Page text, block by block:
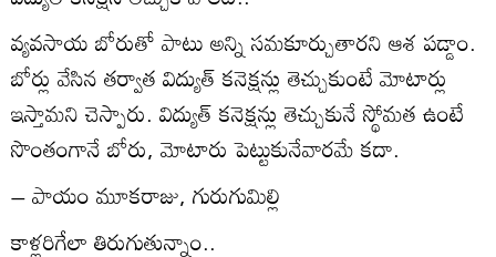
వ్యవసాయ బోరుతో పాటు అన్ని సమకూర్చుతారని ఆశ పడ్డాం.
బోర్లు వేసిన తర్వాత విద్యుత్‌ కనెక్షన్లు తెచ్చుకుంటే మోటార్లు
ఇస్తామని చెస్పారు. విద్యుత్‌ కనెక్షన్లు తెచ్చుకునే స్థోమత ఉంటే
సొంతంగానే బోరు, మోటారు పెట్టుకునేవారమే కదా.
– పాయం మూకరాజు, గురుగుమిల్లి
కాళ్లరిగేలా తిరుగుతున్నాం..